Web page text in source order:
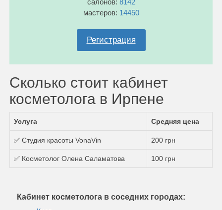
мастеров: 14450
Регистрация
Сколько стоит кабинет
косметолога в Ирпене
Услуга Средняя цена
✅ Студия красоты VonaVin 200 грн
✅ Косметолог Олена Саламатова 100 грн
Кабинет косметолога в соседних городах: